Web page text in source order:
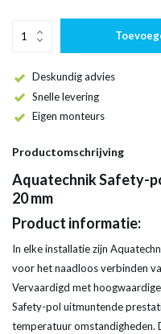
Deskundig advies
Snelle levering
Eigen monteurs
Productomschrijving
Aquatechnik Safety-
20 mm
Product informatie:
In elke installatie zijn
voor het naadloos verbinden
Vervaardigd met
Safety-pol uitmuntende
temperatuur omstandigheden.